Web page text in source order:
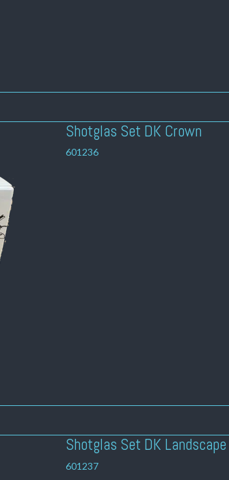
Shotglas Set DK Crown
601236
Shotglas Set DK Landscape
601237